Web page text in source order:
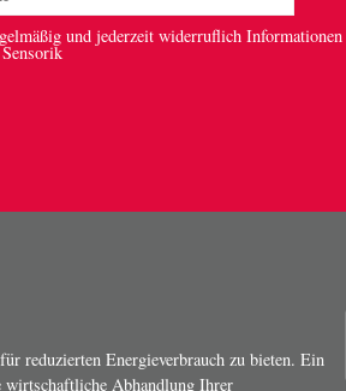
und jederzeit widerruflich Informationen
reduzierten Energieverbrauch zu bieten. Ein
Abhandlung Ihrer